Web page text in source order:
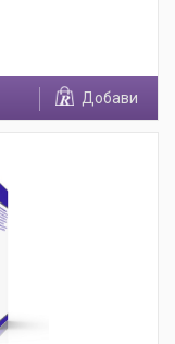
Добави